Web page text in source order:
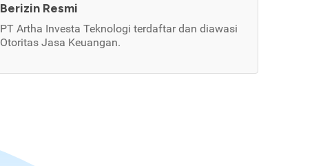
Berizin Resmi
PT Artha Investa Teknologi terdaftar dan diawasi
Otoritas Jasa Keuangan.